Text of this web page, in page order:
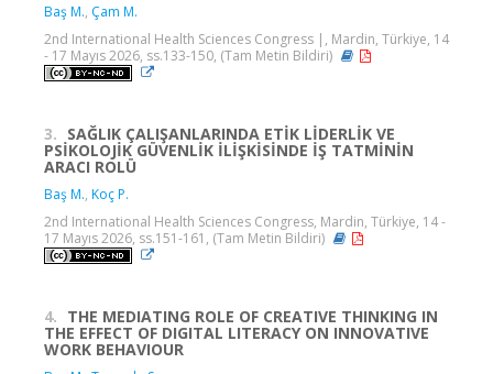
Baş M., Çam M.
2nd International Health Sciences Congress |, Mardin, Türkiye, 14
- 17 Mayıs 2026, ss.133-150, (Tam Metin Bildiri)
3. SAĞLIK ÇALIŞANLARINDA ETİK LİDERLİK VE
PSİKOLOJİK GÜVENLİK İLİŞKİSİNDE İŞ TATMİNİN
ARACI ROLÜ
Baş M., Koç P.
2nd International Health Sciences Congress, Mardin, Türkiye, 14 -
17 Mayıs 2026, ss.151-161, (Tam Metin Bildiri)
4. THE MEDIATING ROLE OF CREATIVE THINKING IN
THE EFFECT OF DIGITAL LITERACY ON INNOVATIVE
WORK BEHAVIOUR